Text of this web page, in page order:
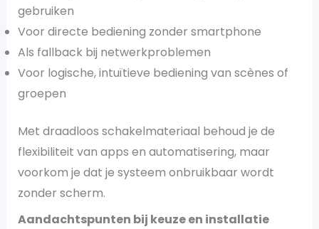
gebruiken
Voor directe bediening zonder smartphone
Als fallback bij netwerkproblemen
Voor logische, intuïtieve bediening van scènes of
groepen
Met draadloos schakelmateriaal behoud je de
flexibiliteit van apps en automatisering, maar
voorkom je dat je systeem onbruikbaar wordt
zonder scherm.
Aandachtspunten bij keuze en installatie